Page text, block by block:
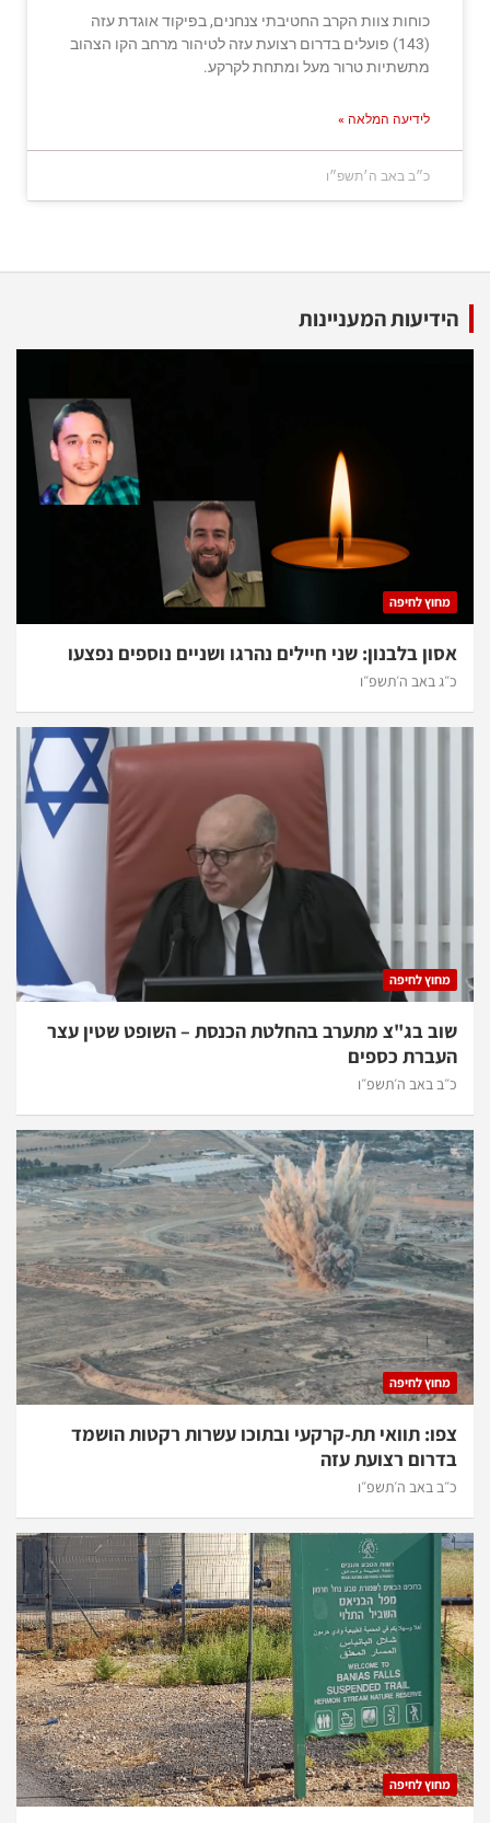
כוחות צוות הקרב החטיבתי צנחנים, בפיקוד אוגדת עזה
(143) פועלים בדרום רצועת עזה לטיהור מרחב הקו הצהוב
מתשתיות טרור מעל ומתחת לקרקע.
לידיעה המלאה »
כ״ב באב ה׳תשפ״ו
הידיעות המעניינות
מחוץ לחיפה
אסון בלבנון: שני חיילים נהרגו ושניים נוספים נפצעו
כ״ג באב ה׳תשפ״ו
מחוץ לחיפה
שוב בג"צ מתערב בהחלטת הכנסת – השופט שטין עצר
העברת כספים
כ״ב באב ה׳תשפ״ו
מחוץ לחיפה
צפו: תוואי תת-קרקעי ובתוכו עשרות רקטות הושמד
בדרום רצועת עזה
כ״ב באב ה׳תשפ״ו
מחוץ לחיפה